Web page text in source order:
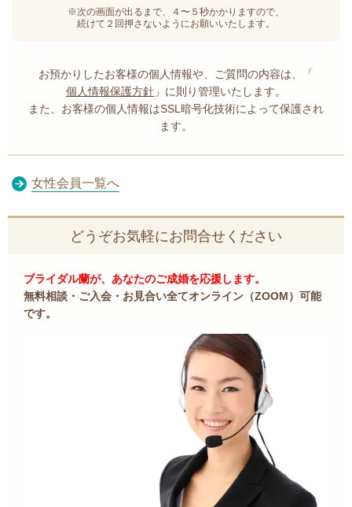
※次の画面が出るまで、４〜５秒かかりますので、
続けて２回押さないようにお願いいたします。
お預かりしたお客様の個人情報や、ご質問の内容は、「
個人情報保護方針 」に則り管理いたします。
また、お客様の個人情報はSSL暗号化技術によって保護され
ます。
女性会員一覧へ
どうぞお気軽にお問合せください
ブライダル蘭が、あなたのご成婚を応援します。
無料相談・ご入会・お見合い全てオンライン（ZOOM）可能
です。